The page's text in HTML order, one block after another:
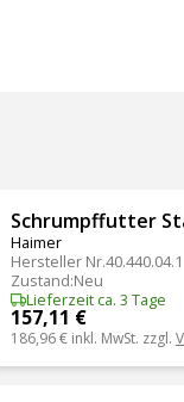
Schrumpffutter
Haimer
Hersteller Nr.40.440.04.1
Zustand:Neu
Lieferzeit ca. 3 Tage
157,11 €
186,96 € inkl. MwSt. zzgl.